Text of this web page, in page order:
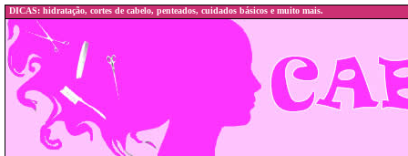
DICAS: hidratação, cortes de cabelo, penteados, cuidados básicos e muito mais.